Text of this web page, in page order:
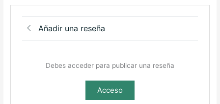
Añadir una reseña
Debes acceder para publicar una reseña
Acceso